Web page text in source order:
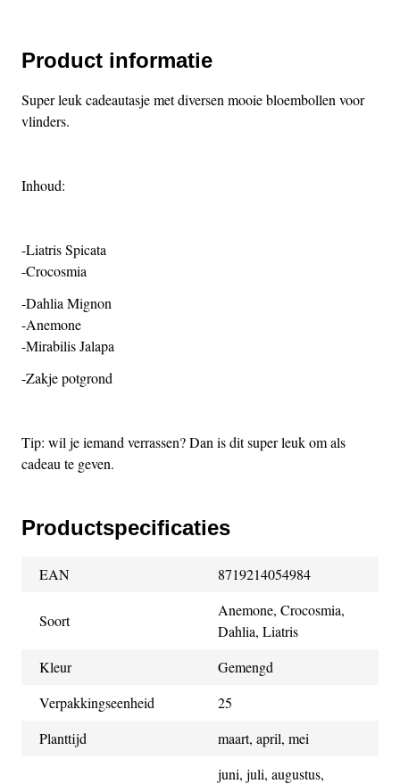
Product informatie
Super leuk cadeautasje met diversen mooie bloembollen voor
vlinders.
Inhoud:
-Liatris Spicata
-Crocosmia
-Dahlia Mignon
-Anemone
-Mirabilis Jalapa
-Zakje potgrond
Tip: wil je iemand verrassen? Dan is dit super leuk om als
cadeau te geven.
Productspecificaties
EAN 8719214054984
Soort
Anemone, Crocosmia,
Dahlia, Liatris
Kleur
Gemengd
Verpakkingseenheid
25
Planttijd
maart, april, mei
juni, juli, augustus,